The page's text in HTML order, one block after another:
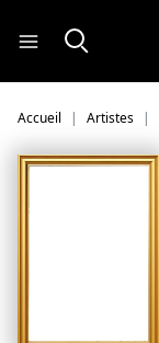
Accueil Artistes